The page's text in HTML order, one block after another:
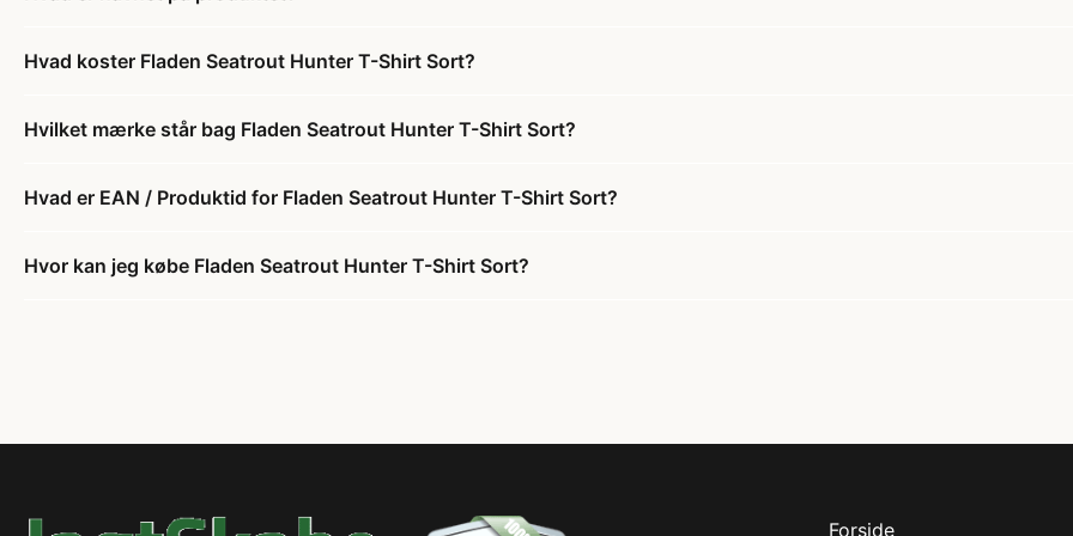
Hvad koster Fladen Seatrout Hunter T-Shirt Sort?
Hvilket mærke står bag Fladen Seatrout Hunter T-Shirt Sort?
Hvad er EAN / Produktid for Fladen Seatrout Hunter T-Shirt Sort?
Hvor kan jeg købe Fladen Seatrout Hunter T-Shirt Sort?
Forside